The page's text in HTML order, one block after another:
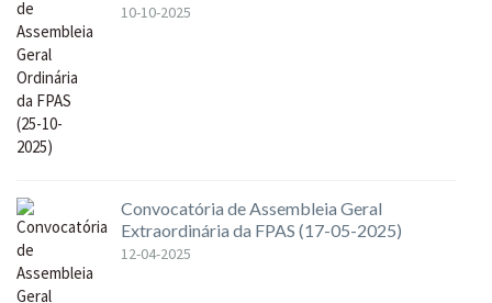
10-10-2025
Convocatória de Assembleia Geral
Extraordinária da FPAS (17-05-2025)
12-04-2025